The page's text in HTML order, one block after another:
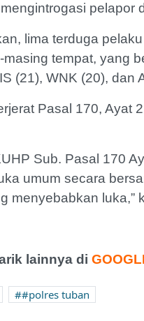
pelapor
lima terduga
tempat, yang
(21), WNK (20), dan
Pasal 170, Ayat
Sub. Pasal 170
umum secara
menyebabkan luka,”
lainnya di
#polres tuban